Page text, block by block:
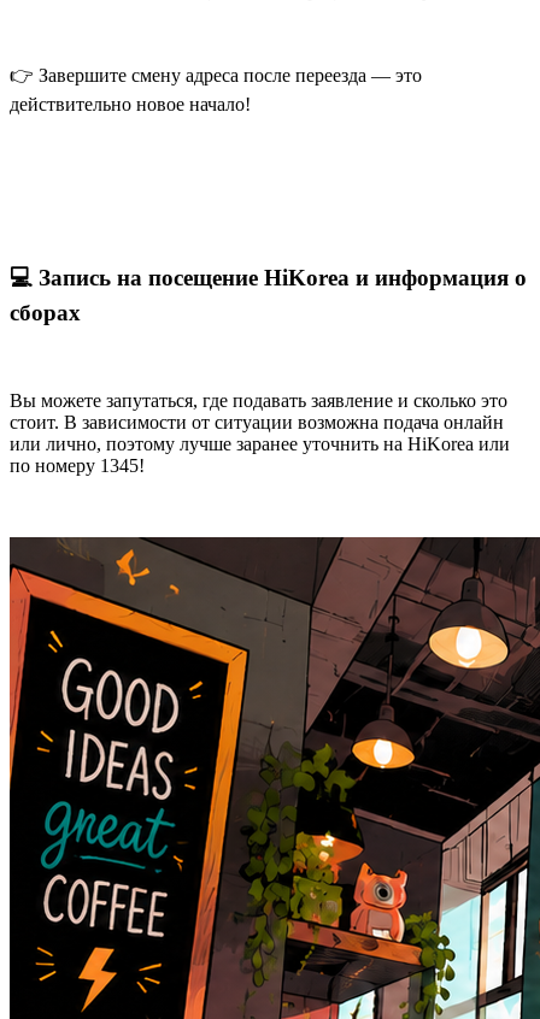
👉 Завершите смену адреса после переезда — это
действительно новое начало!
💻 Запись на посещение HiKorea и информация о
сборах
Вы можете запутаться, где подавать заявление и сколько это
стоит. В зависимости от ситуации возможна подача онлайн
или лично, поэтому лучше заранее уточнить на HiKorea или
по номеру 1345!